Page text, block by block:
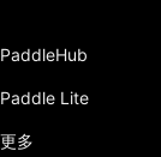
PaddleHub
Paddle Lite
更多